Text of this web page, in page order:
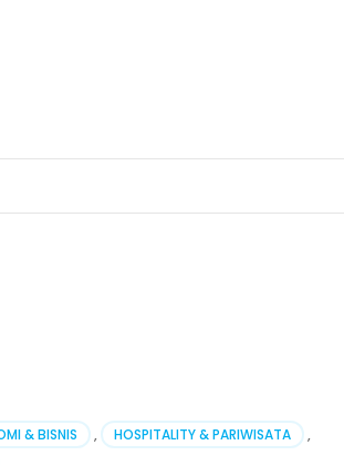
& BISNIS , HOSPITALITY & PARIWISATA
,